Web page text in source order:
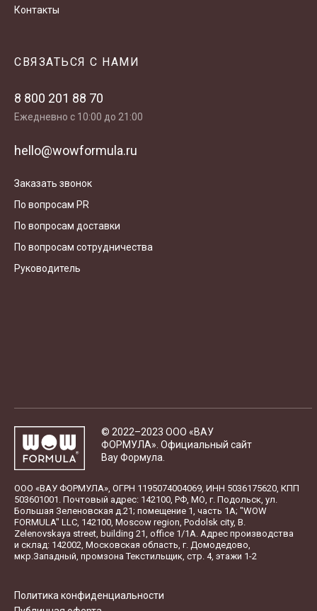
СВЯЗАТЬСЯ С НАМИ
8 800 201 88 70
Ежедневно с 10:00 до 21:00
hello@wowformula.ru
Заказать звонок
По вопросам PR
Контакты
По вопросам доставки
По вопросам сотрудничества
Руководитель
© 2022–2023 ООО «ВАУ
ФОРМУЛА». Официальный сайт
Вау Формула.
ООО «ВАУ ФОРМУЛА», ОГРН 1195074004069, ИНН 5036175620, КПП
503601001. Почтовый адрес: 142100, РФ, МО, г. Подольск, ул.
Большая Зеленовская д.21; помещение 1, часть 1А; "WOW
FORMULA" LLC, 142100, Moscow region, Podolsk city, B.
Zelenovskaya street, building 21, office 1/1A. Адрес производства
и склад: 142002, Московская область, г. Домодедово,
мкр.Западный, промзона Текстильщик, стр. 4, этажи 1-2
Политика конфиденциальности